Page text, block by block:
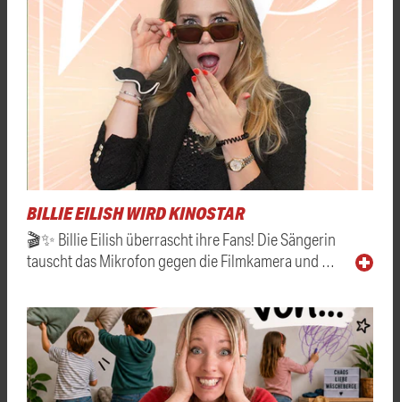
BILLIE EILISH WIRD KINOSTAR
🎬✨ Billie Eilish überrascht ihre Fans! Die Sängerin
tauscht das Mikrofon gegen die Filmkamera und …